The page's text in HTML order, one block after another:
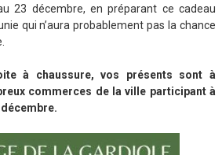
23 décembre, en préparant ce cadeau
qui n’aura probablement pas la chance
à chaussure, vos présents sont à
commerces de la ville participant à
décembre.